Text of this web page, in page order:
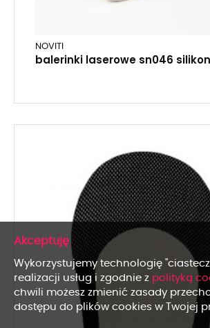
NOVITI
balerinki laserowe sn046 silikon
x
Wykorzystujemy technologię
realizacji usług i zgodnie z polityką
chwili możesz zmienić zasady
dostępu do plików cookies w Twojej